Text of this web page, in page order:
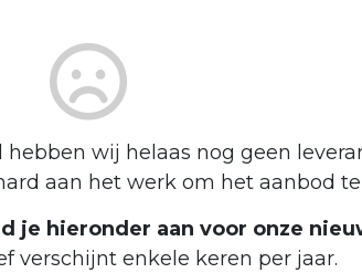
wij helaas nog geen
aan het werk om het aanbod
je hieronder aan voor onze
verschijnt enkele keren per jaar.